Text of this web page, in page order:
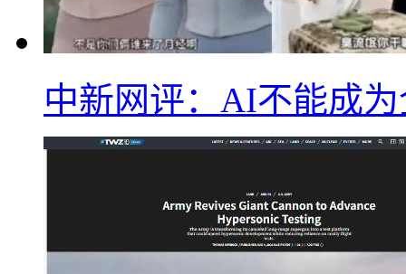
中新网评：AI不能成